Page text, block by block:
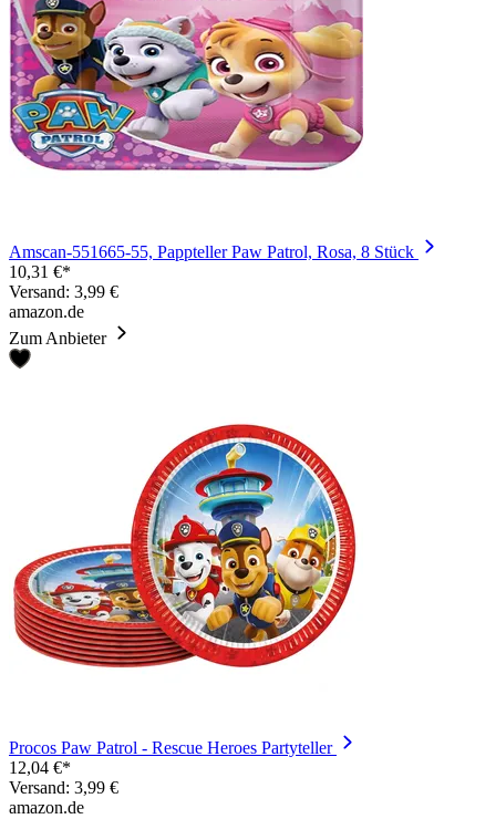
Amscan-551665-55, Pappteller Paw Patrol, Rosa, 8 Stück
10,31 €*
Versand: 3,99 €
amazon.de
Zum Anbieter
Procos Paw Patrol - Rescue Heroes Partyteller
12,04 €*
Versand: 3,99 €
amazon.de